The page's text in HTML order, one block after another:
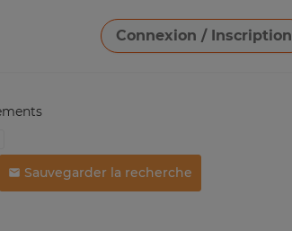
Connexion / Inscription
Télécharger une image
Sauvegarder la recherche